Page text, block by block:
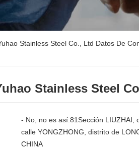
Stainless Steel Co., Ltd Datos De
Stainless Steel
- No, no es así.81Sección LIUZHAI,
calle YONGZHONG, distrito de
CHINA